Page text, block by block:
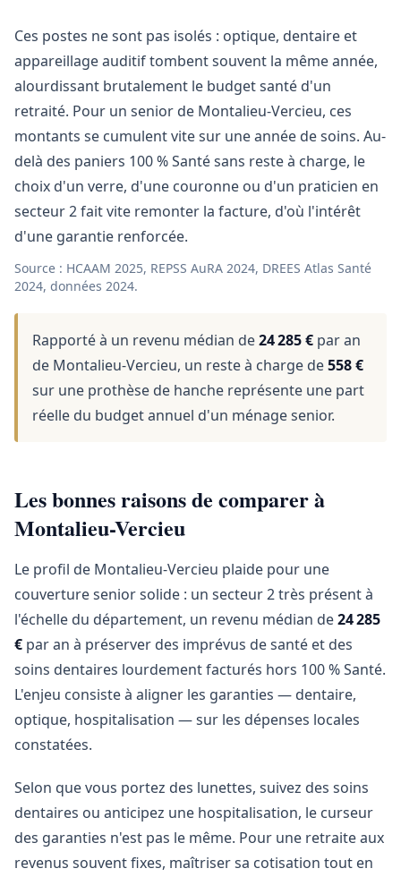
Ces postes ne sont pas isolés : optique, dentaire et
appareillage auditif tombent souvent la même année,
alourdissant brutalement le budget santé d'un
retraité. Pour un senior de Montalieu-Vercieu, ces
montants se cumulent vite sur une année de soins. Au-
delà des paniers 100 % Santé sans reste à charge, le
choix d'un verre, d'une couronne ou d'un praticien en
secteur 2 fait vite remonter la facture, d'où l'intérêt
d'une garantie renforcée.
Source : HCAAM 2025, REPSS AuRA 2024, DREES Atlas Santé
2024, données 2024.
Rapporté à un revenu médian de24 285 € par an
de Montalieu-Vercieu, un reste à charge de558 €
sur une prothèse de hanche représente une part
réelle du budget annuel d'un ménage senior.
Les bonnes raisons de comparer à
Montalieu-Vercieu
Le profil de Montalieu-Vercieu plaide pour une
couverture senior solide : un secteur 2 très présent à
l'échelle du département, un revenu médian de24 285
€ par an à préserver des imprévus de santé et des
soins dentaires lourdement facturés hors 100 % Santé.
L'enjeu consiste à aligner les garanties — dentaire,
optique, hospitalisation — sur les dépenses locales
constatées.
Selon que vous portez des lunettes, suivez des soins
dentaires ou anticipez une hospitalisation, le curseur
des garanties n'est pas le même. Pour une retraite aux
revenus souvent fixes, maîtriser sa cotisation tout en